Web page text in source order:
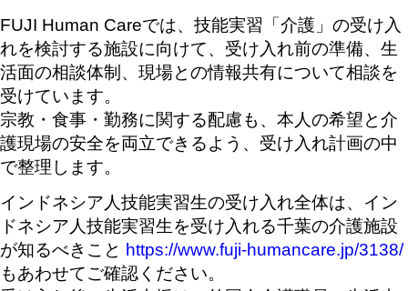
FUJI Human Careでは、技能実習「介護」の受け入
れを検討する施設に向けて、受け入れ前の準備、生
活面の相談体制、現場との情報共有について相談を
受けています。
宗教・食事・勤務に関する配慮も、本人の希望と介
護現場の安全を両立できるよう、受け入れ計画の中
で整理します。
インドネシア人技能実習生の受け入れ全体は、イン
ドネシア人技能実習生を受け入れる千葉の介護施設
が知るべきこと https://www.fuji-humancare.jp/3138/
もあわせてご確認ください。